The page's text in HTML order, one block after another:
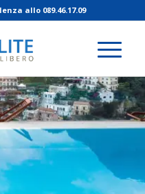
allo 089.46.17.09